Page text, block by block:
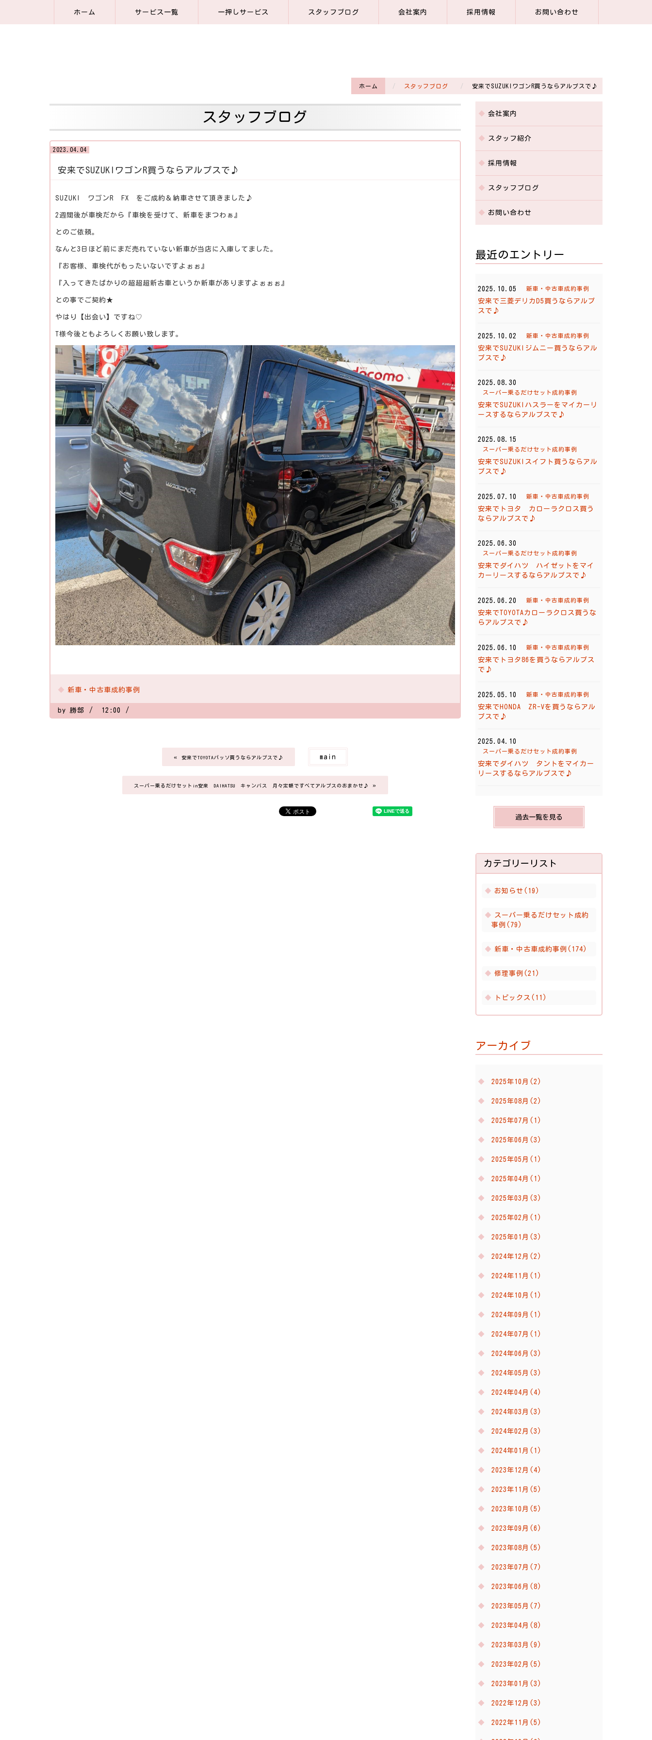
ホーム サービス一覧 一押しサービス スタッフブログ 会社案内 採用情報 お問い合わせ
ホーム スタッフブログ 安来でSUZUKIワゴンR買うならアルプスで♪
スタッフブログ
2023.04.04
安来でSUZUKIワゴンR買うならアルプスで♪
SUZUKI ワゴンR FX をご成約＆納車させて頂きました♪
2週間後が車検だから『車検を受けて、新車をまつわぁ』
とのご依頼。
なんと3日ほど前にまだ売れていない新車が当店に入庫してました。
『お客様、車検代がもったいないですよぉぉ』
『入ってきたばかりの超超超新古車というか新車がありますよぉぉぉ』
との事でご契約★
やはり【出会い】ですね♡
T様今後ともよろしくお願い致します。
新車・中古車成約事例
by 勝部 12:00
« 安来でTOYOTAパッソ買うならアルプスで♪ main
スーパー乗るだけセットin安来 DAIHATSU キャンバス 月々定額ですべてアルプスのおまかせ♪ »
会社案内
スタッフ紹介
採用情報
スタッフブログ
お問い合わせ
最近のエントリー
2025.10.05 新車・中古車成約事例
安来で三菱デリカD5買うならアルプ
スで♪
2025.10.02 新車・中古車成約事例
安来でSUZUKIジムニー買うならアル
プスで♪
2025.08.30
スーパー乗るだけセット成約事例
安来でSUZUKIハスラーをマイカーリ
ースするならアルプスで♪
2025.08.15
スーパー乗るだけセット成約事例
安来でSUZUKIスイフト買うならアル
プスで♪
2025.07.10 新車・中古車成約事例
安来でトヨタ カローラクロス買う
ならアルプスで♪
2025.06.30
スーパー乗るだけセット成約事例
安来でダイハツ ハイゼットをマイ
カーリースするならアルプスで♪
2025.06.20 新車・中古車成約事例
安来でTOYOTAカローラクロス買うな
らアルプスで♪
2025.06.10 新車・中古車成約事例
安来でトヨタ86を買うならアルプス
で♪
2025.05.10 新車・中古車成約事例
安来でHONDA ZR-Vを買うならアル
プスで♪
2025.04.10
スーパー乗るだけセット成約事例
安来でダイハツ タントをマイカー
リースするならアルプスで♪
過去一覧を見る
カテゴリーリスト
お知らせ(19)
スーパー乗るだけセット成約
事例(79)
新車・中古車成約事例(174)
修理事例(21)
トピックス(11)
アーカイブ
2025年10月(2)
2025年08月(2)
2025年07月(1)
2025年06月(3)
2025年05月(1)
2025年04月(1)
2025年03月(3)
2025年02月(1)
2025年01月(3)
2024年12月(2)
2024年11月(1)
2024年10月(1)
2024年09月(1)
2024年07月(1)
2024年06月(3)
2024年05月(3)
2024年04月(4)
2024年03月(3)
2024年02月(3)
2024年01月(1)
2023年12月(4)
2023年11月(5)
2023年10月(5)
2023年09月(6)
2023年08月(5)
2023年07月(7)
2023年06月(8)
2023年05月(7)
2023年04月(8)
2023年03月(9)
2023年02月(5)
2023年01月(3)
2022年12月(3)
2022年11月(5)